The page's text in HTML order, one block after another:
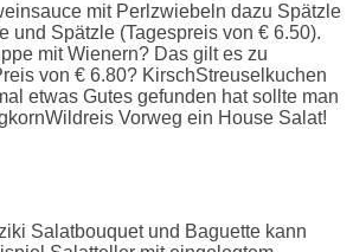
mit Perlzwiebeln dazu Spätzle
und Spätzle (Tagespreis von € 6.50).
mit Wienern? Das gilt es zu
von € 6.80? KirschStreuselkuchen
etwas Gutes gefunden hat sollte man
Vorweg ein House Salat!
Salatbouquet und Baguette kann